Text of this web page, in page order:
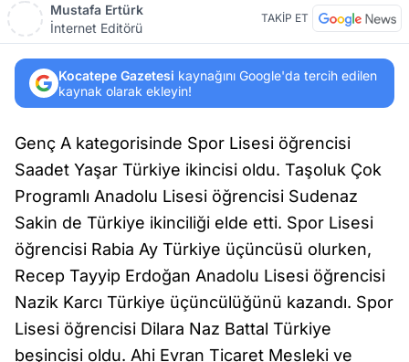
Mustafa Ertürk
İnternet Editörü
TAKİP ET
Kocatepe Gazetesi kaynağını Google'da tercih edilen
kaynak olarak ekleyin!
Genç A kategorisinde Spor Lisesi öğrencisi
Saadet Yaşar Türkiye ikincisi oldu. Taşoluk Çok
Programlı Anadolu Lisesi öğrencisi Sudenaz
Sakin de Türkiye ikinciliği elde etti. Spor Lisesi
öğrencisi Rabia Ay Türkiye üçüncüsü olurken,
Recep Tayyip Erdoğan Anadolu Lisesi öğrencisi
Nazik Karcı Türkiye üçüncülüğünü kazandı. Spor
Lisesi öğrencisi Dilara Naz Battal Türkiye
beşincisi oldu. Ahi Evran Ticaret Mesleki ve